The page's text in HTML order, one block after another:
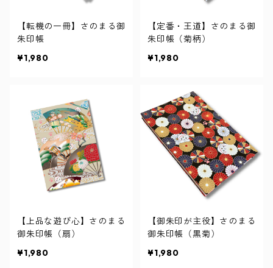
【転機の一冊】さのまる御
朱印帳
¥1,980
【定番・王道】さのまる御
朱印帳（菊柄）
¥1,980
【上品な遊び心】さのまる
御朱印帳（扇）
¥1,980
【御朱印が主役】さのまる
御朱印帳（黒菊）
¥1,980